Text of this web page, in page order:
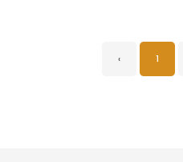
‹ 1